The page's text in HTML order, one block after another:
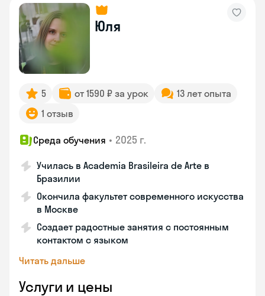
Юля
5 от 1590 ₽ за урок
13 лет опыта
1 отзыв
Среда обучения • 2025 г.
Училась в Academia Brasileira de Arte в
Бразилии
Окончила факультет современного искусства
в Москве
Создает радостные занятия с постоянным
контактом с языком
Читать дальше
Услуги и цены